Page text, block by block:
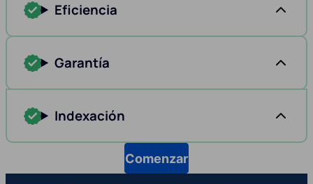
Eficiencia
Garantía
Indexación
Comenzar